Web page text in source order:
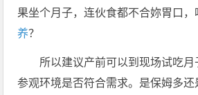
果坐个月子，连伙食都不合妳胃口
养？
所以建议产前可以到现场试吃
参观环境是否符合需求。是保姆多